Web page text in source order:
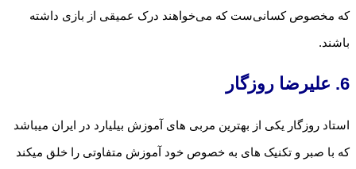
که مخصوص کسانی‌ست که می‌خواهند درک عمیقی از بازی داشته
باشند.
6. علیرضا روزگار
استاد روزگار یکی از بهترین مربی های آموزش بیلیارد در ایران میباشد
که با صبر و تکنیک های به خصوص خود آموزش متفاوتی را خلق میکند